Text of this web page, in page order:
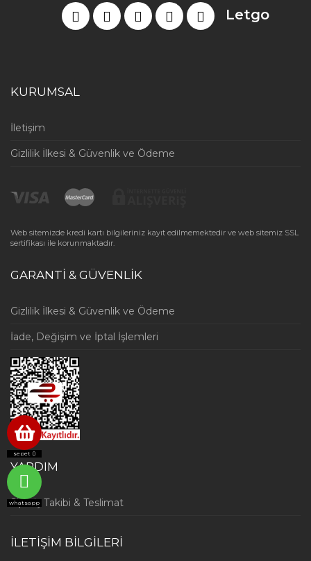
sepet ()
whatsapp
Letgo
KURUMSAL
İletişim
Gizlilik İlkesi & Güvenlik ve Ödeme
Web sitemizde kredi kartı bilgileriniz kayıt edilmemektedir ve web sitemiz SSL
sertifikası ile korunmaktadır.
GARANTİ & GÜVENLİK
Gizlilik İlkesi & Güvenlik ve Ödeme
İade, Değişim ve İptal İşlemleri
YARDIM
Sipariş Takibi & Teslimat
İLETİŞİM BİLGİLERİ